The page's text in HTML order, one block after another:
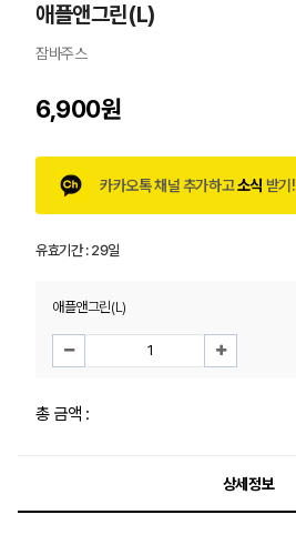
애플앤그린(L)
잠바주스
6,900원
카카오톡 채널 추가하고소식 받기!
유효기간 :29일
애플앤그린(L)
총 금액 :
상세정보